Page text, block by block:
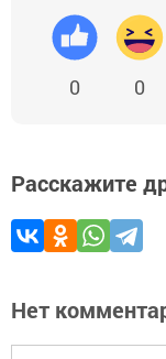
0 0
Расскажите
Нет